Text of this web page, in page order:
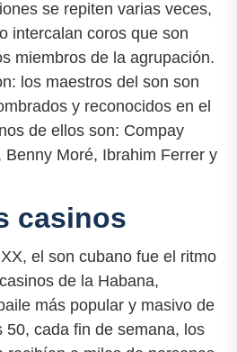
se repiten varias veces,
intercalan coros que son
miembros de la agrupación.
los maestros del son son
y reconocidos en el
de ellos son: Compay
Benny Moré, Ibrahim Ferrer y
casinos
el son cubano fue el ritmo
de la Habana,
más popular y masivo de
50, cada fin de semana, los